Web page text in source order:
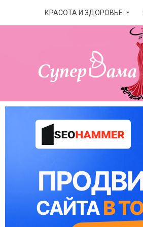
КРАСОТА И ЗДОРОВЬЕ